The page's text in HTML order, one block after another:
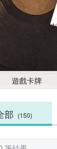
遊戲卡牌
部 (150)